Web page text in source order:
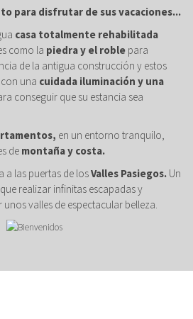
para disfrutar de sus vacaciones...
casa totalmente rehabilitada
como la piedra y el roble para
de la antigua construcción y estos
una cuidada iluminación y una
conseguir que su estancia sea
en un entorno tranquilo,
de montaña y costa.
a las puertas de losValles Pasiegos. Un
realizar infinitas escapadas y
valles de espectacular belleza.